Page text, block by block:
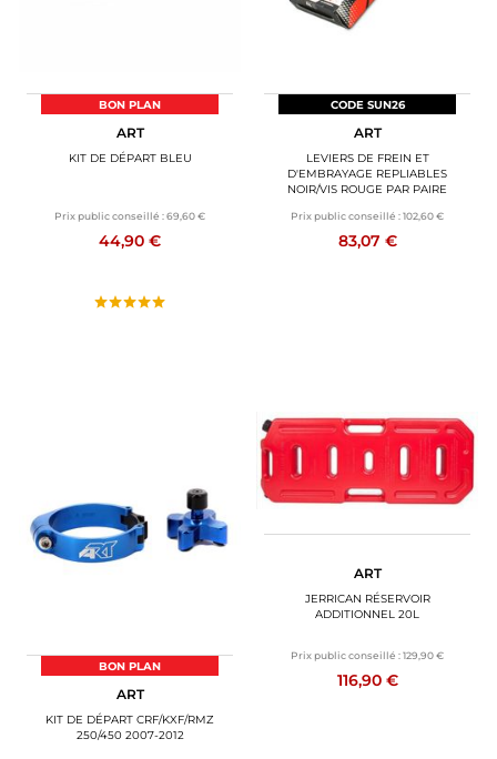
BONS PLANS ET PROMO
MODIFIER
MARQUES
CONSEILS
BON PLAN
ART
KIT DE DÉPART BLEU
Prix public conseillé :69,60 €
44,90 €
CODE SUN26
ART
LEVIERS DE FREIN ET
D'EMBRAYAGE REPLIABLES
NOIR/VIS ROUGE PAR PAIRE
Prix public conseillé :102,60 €
83,07 €
BON PLAN
ART
KIT DE DÉPART CRF/KXF/RMZ
250/450 2007-2012
ART
JERRICAN RÉSERVOIR
ADDITIONNEL 20L
Prix public conseillé :129,90 €
116,90 €